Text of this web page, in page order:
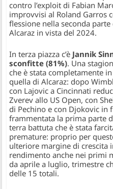
contro l’exploit di Fabian
improvvisi al Roland Garros
flessione nella seconda
Alcaraz in vista del 2024.
In terza piazza c’è Jannik
sconfitte (81%). Una
che è stata completamente
quella di Alcaraz: dopo
con Lajovic a Cincinnati
Zverev allo US Open, con
di Pechino e con Djokovic in
frammentata la prima parte
terra battuta che è stata
premature: proprio per
ulteriore margine di crescita
rendimento anche nei primi
da aprile a luglio, trimestre
delle 15 totali.